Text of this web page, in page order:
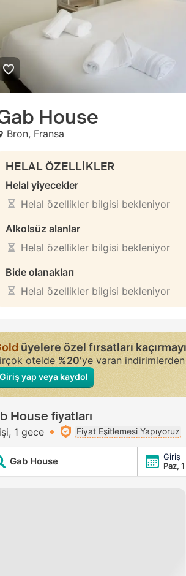
House
Bron, Fransa
HELAL ÖZELLİKLER
Helal yiyecekler
Helal özellikler bilgisi bekleniyor
Alkolsüz alanlar
Helal özellikler bilgisi bekleniyor
Bide olanakları
Helal özellikler bilgisi bekleniyor
üyelere özel fırsatları
otelde%20'ye varan
Giriş yap veya kaydol
House fiyatları
1 gece Fiyat Eşitlemesi Yapıyoruz
Gab House
Giriş
Paz,